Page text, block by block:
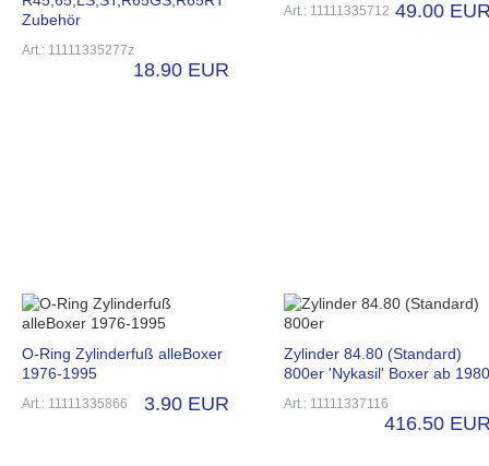
Zubehör
Art.: 11111335277z
18.90 EUR
Art.: 11111335712 49.00
O-Ring Zylinderfuß alleBoxer
1976-1995
Art.: 11111335866 3.90 EUR
Zylinder 84.80 (Standard)
800er 'Nykasil' Boxer ab 1980
Art.: 11111337116
416.50